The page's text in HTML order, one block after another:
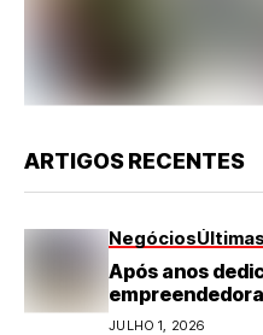
ARTIGOS RECENTES
Negócios
Após anos
turismo em
JULHO 1, 2026